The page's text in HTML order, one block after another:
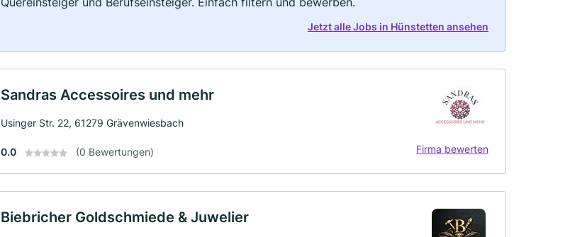
Jetzt alle Jobs in Hünstetten ansehen
Sandras Accessoires und mehr
Usinger Str. 22, 61279 Grävenwiesbach
0.0 (0 Bewertungen) Firma bewerten
Biebricher Goldschmiede & Juwelier